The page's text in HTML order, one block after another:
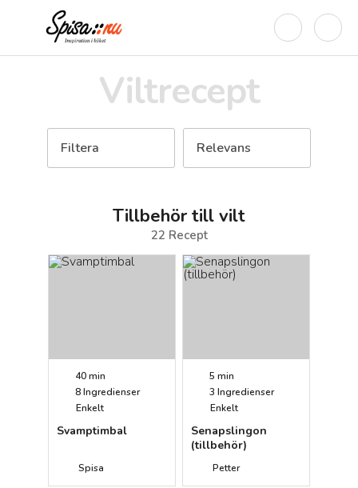
Viltrecept
Filtera Relevans
Tillbehör till vilt
22 Recept
40 min
8Ingredienser
Enkelt
Svamptimbal
Spisa
5 min
3 Ingredienser
Enkelt
Senapslingon
(tillbehör)
Petter